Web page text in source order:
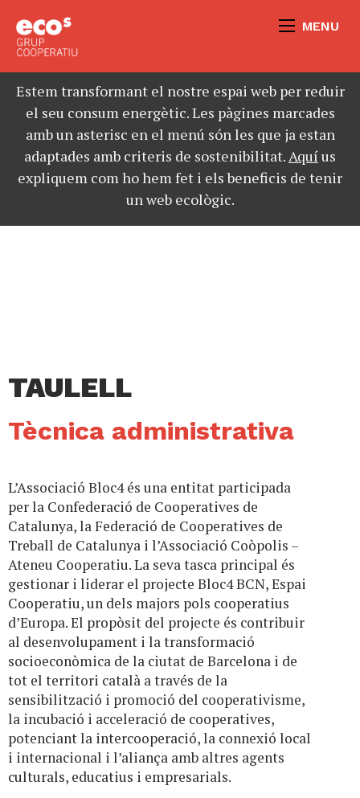
MENU
Estem transformant el nostre espai web per reduir
el seu consum energètic. Les pàgines marcades
amb un asterisc en el menú són les que ja estan
adaptades amb criteris de sostenibilitat.Aquíus
expliquem com ho hem fet i els beneficis de tenir
un web ecològic.
TAULELL
Tècnica administrativa
L’Associació Bloc4 és una entitat participada
per la Confederació de Cooperatives de
Catalunya, la Federació de Cooperatives de
Treball de Catalunya i l’Associació Coòpolis –
Ateneu Cooperatiu. La seva tasca principal és
gestionar i liderar el projecte Bloc4 BCN, Espai
Cooperatiu, un dels majors pols cooperatius
d’Europa. El propòsit del projecte és contribuir
al desenvolupament i la transformació
socioeconòmica de la ciutat de Barcelona i de
tot el territori català a través de la
sensibilització i promoció del cooperativisme,
la incubació i acceleració de cooperatives,
potenciant la intercooperació, la connexió local
i internacional i l’aliança amb altres agents
culturals, educatius i empresarials.